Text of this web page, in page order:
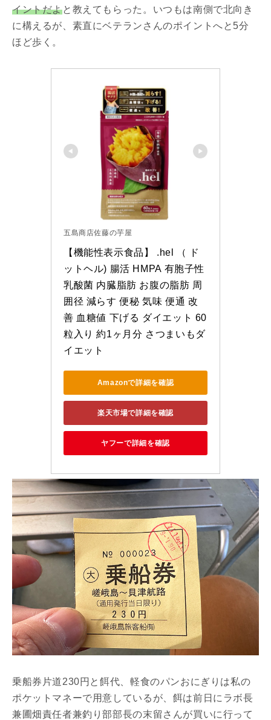
イントだよと教えてもらった。いつもは南側で北向き
に構えるが、素直にベテランさんのポイントへと5分
ほど歩く。
五島商店佐藤の芋屋
【機能性表示食品】 .hel （ ド
ットヘル) 腸活 HMPA 有胞子性
乳酸菌 内臓脂肪 お腹の脂肪 周
囲径 減らす 便秘 気味 便通 改
善 血糖値 下げる ダイエット 60
粒入り 約1ヶ月分 さつまいもダ
イエット
Amazonで詳細を確認
楽天市場で詳細を確認
ヤフーで詳細を確認
乗船券片道230円と餌代、軽食のパンおにぎりは私の
ポケットマネーで用意しているが、餌は前日にラボ長
兼圃畑責任者兼釣り部部長の末留さんが買いに行って